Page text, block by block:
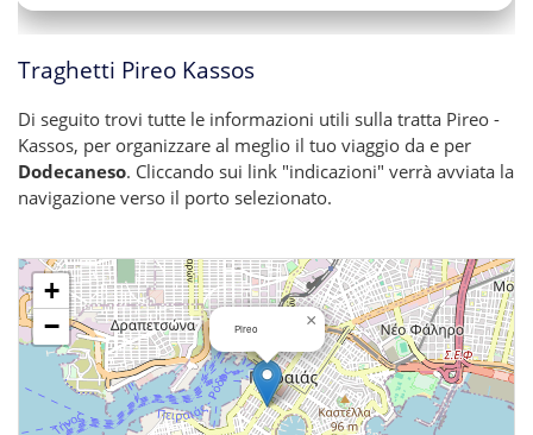
Traghetti Pireo Kassos
Di seguito trovi tutte le informazioni utili sulla tratta Pireo -
Kassos, per organizzare al meglio il tuo viaggio da e per
Dodecaneso. Cliccando sui link "indicazioni" verrà avviata la
navigazione verso il porto selezionato.
Pireo ×
+
−